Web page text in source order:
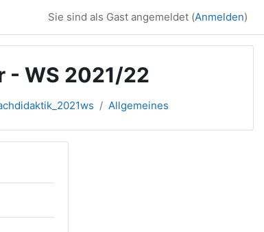
Sie sind als Gast angemeldet (Anmelden)
- WS 2021/22
Allgemeines